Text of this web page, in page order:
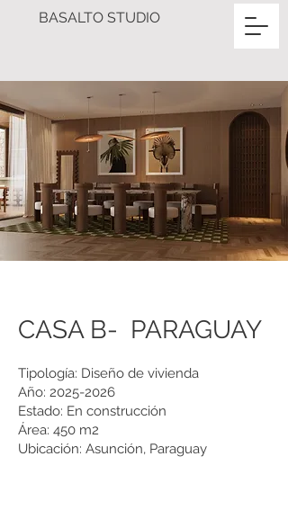
BASALTO STUDIO
CASA B- PARAGUAY
Tipología: Diseño de vivienda
Año: 2025-2026
Estado: En construcción
Área: 450 m2
Ubicación: Asunción, Paraguay